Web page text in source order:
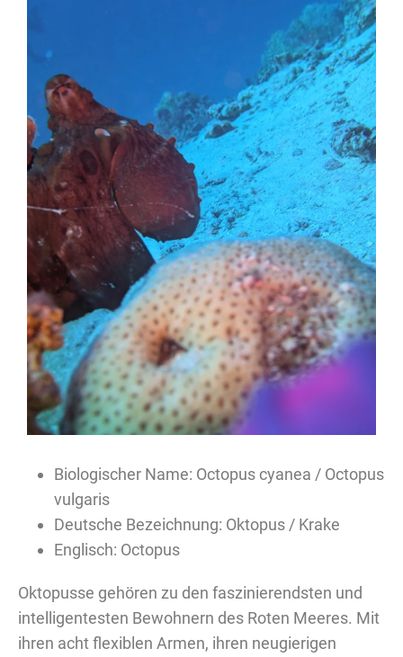
Biologischer Name: Octopus cyanea / Octopus
vulgaris
Deutsche Bezeichnung: Oktopus / Krake
Englisch: Octopus
Oktopusse gehören zu den faszinierendsten und
intelligentesten Bewohnern des Roten Meeres. Mit
ihren acht flexiblen Armen, ihren neugierigen